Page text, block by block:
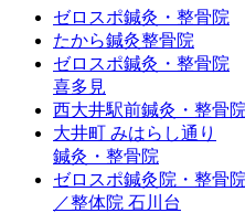
ゼロスポ鍼灸・整骨院
たから鍼灸整骨院
ゼロスポ鍼灸・整骨院
喜多見
西大井駅前鍼灸・整骨院
大井町 みはらし通り
鍼灸・整骨院
ゼロスポ鍼灸院・整骨院
／整体院 石川台